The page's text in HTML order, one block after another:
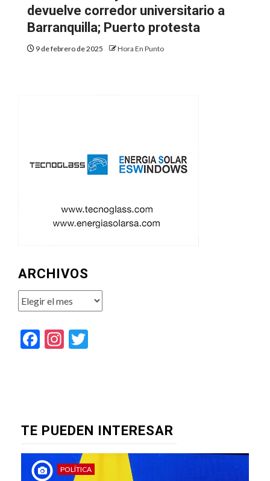
devuelve corredor universitario a
Barranquilla; Puerto protesta
9 de febrero de 2025 Hora En Punto
ARCHIVOS
Archivos
Facebook
Instagram
TE PUEDEN INTERESAR
POLÍTICA